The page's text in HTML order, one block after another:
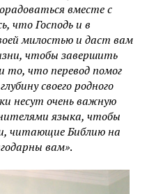
вместе с
что Господь и в
милостью и даст вам
чтобы завершить
то, что перевод помог
своего родного
несут очень важную
языка, чтобы
читающие Библию на
вам».